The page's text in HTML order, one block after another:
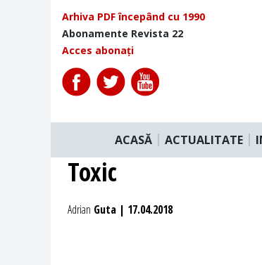
Arhiva PDF începând cu 1990
Abonamente Revista 22
Acces abonați
ACASĂ ACTUALITATE
Toxic
Adrian Guta | 17.04.2018